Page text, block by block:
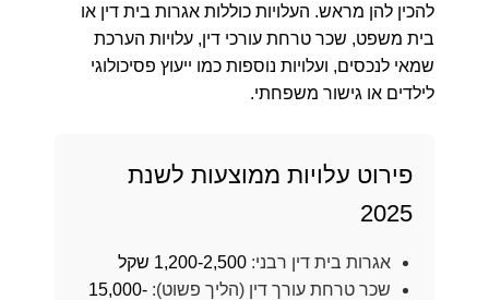
להכין להן מראש. העלויות כוללות אגרות בית דין או
בית משפט, שכר טרחת עורכי דין, עלויות הערכת
שמאי לנכסים, ועלויות נוספות כמו ייעוץ פסיכולוגי
לילדים או גישור משפחתי.
פירוט עלויות ממוצעות לשנת
2025
אגרות בית דין רבני: 1,200-2,500 שקל
שכר טרחת עורך דין (הליך פשוט): 15,000-